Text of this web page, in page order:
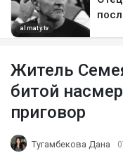
Житель
битой
приговор
Тугамбекова Дана